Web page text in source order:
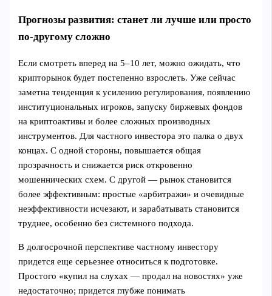
Прогнозы развития: станет ли лучше или просто
по-другому сложно
Если смотреть вперед на 5–10 лет, можно ожидать, что
крипторынок будет постепенно взрослеть. Уже сейчас
заметна тенденция к усилению регулирования, появлению
институциональных игроков, запуску биржевых фондов
на криптоактивы и более сложных производных
инструментов. Для частного инвестора это палка о двух
концах. С одной стороны, повышается общая
прозрачность и снижается риск откровенно
мошеннических схем. С другой — рынок становится
более эффективным: простые «арбитражи» и очевидные
неэффективности исчезают, и зарабатывать становится
труднее, особенно без системного подхода.
В долгосрочной перспективе частному инвестору
придется еще серьезнее относиться к подготовке.
Простого «купил на слухах — продал на новостях» уже
недостаточно; придется глубже понимать